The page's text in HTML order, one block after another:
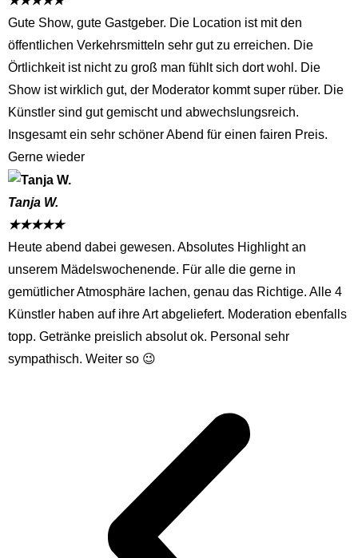
Gute Show, gute Gastgeber. Die Location ist mit den
öffentlichen Verkehrsmitteln sehr gut zu erreichen. Die
Örtlichkeit ist nicht zu groß man fühlt sich dort wohl. Die
Show ist wirklich gut, der Moderator kommt super rüber. Die
Künstler sind gut gemischt und abwechslungsreich.
Insgesamt ein sehr schöner Abend für einen fairen Preis.
Gerne wieder
Tanja W.
★★★★★
Heute abend dabei gewesen. Absolutes Highlight an
unserem Mädelswochenende. Für alle die gerne in
gemütlicher Atmosphäre lachen, genau das Richtige. Alle 4
Künstler haben auf ihre Art abgeliefert. Moderation ebenfalls
topp. Getränke preislich absolut ok. Personal sehr
sympathisch. Weiter so 😉